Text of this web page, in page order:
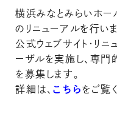
横浜みなとみらいホー
のリニューアルを行いま
公式ウェブサイト・リ
ーザルを実施し、専
を募集します。
詳細は、 こちらをご覧